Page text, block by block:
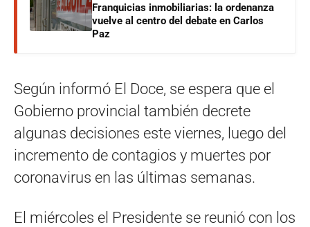
Franquicias inmobiliarias: la ordenanza
vuelve al centro del debate en Carlos
Paz
Según informó El Doce, se espera que el
Gobierno provincial también decrete
algunas decisiones este viernes, luego del
incremento de contagios y muertes por
coronavirus en las últimas semanas.
El miércoles el Presidente se reunió con los